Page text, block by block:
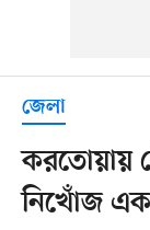
জেলা
করতোয়ায়
নিখোঁজ এক